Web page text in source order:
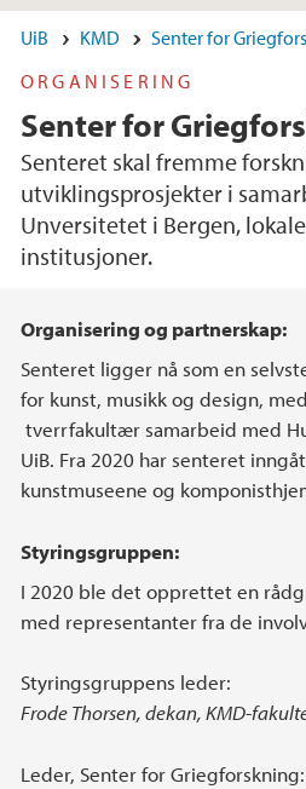
UiB KMD Senter for
ORGANISERING
Senter for
Senteret skal fremme
utviklingsprosjekter i
Unversitetet i Bergen,
institusjoner.
Hovedinnhold
Organisering og partnerskap:
Senteret ligger nå som en
for kunst, musikk og design,
tverrfakultær samarbeid med
UiB. Fra 2020 har senteret
kunstmuseene og
Styringsgruppen:
I 2020 ble det opprettet en
med representanter fra de
Styringsgruppens leder:
Frode Thorsen, dekan, KMD-
Leder, Senter for Griegforskning: